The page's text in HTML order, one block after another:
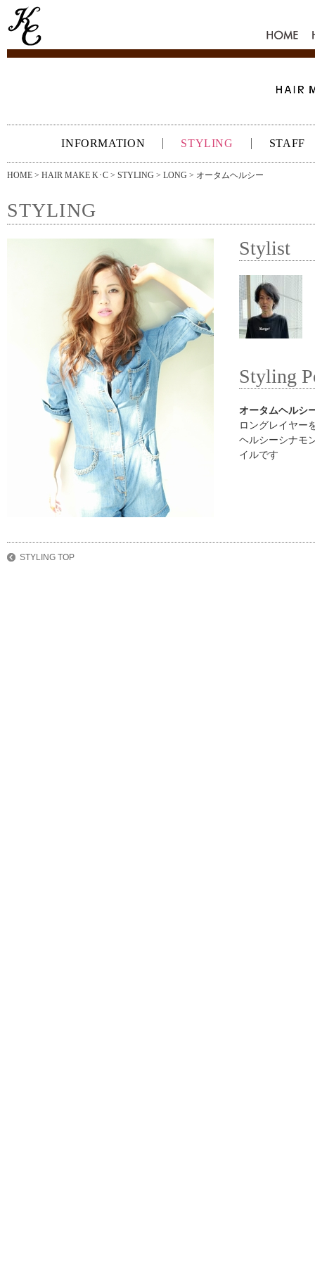
HOME
INFORMATION STYLING STAFF
HOME > HAIR MAKE K･C > STYLING > LONG > オータムヘルシー
STYLING
Stylist
Styling
オータムヘルシ
ロングレイヤー
ヘルシーシナモ
イルです
STYLING TOP